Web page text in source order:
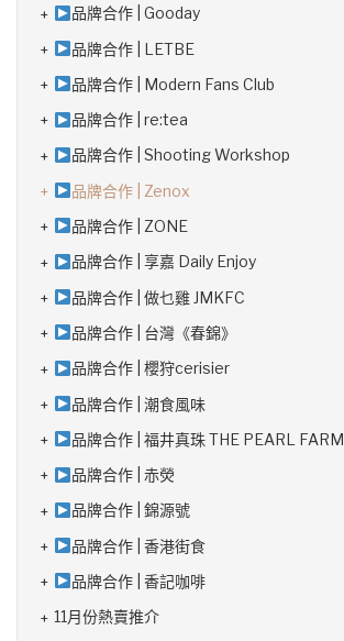
品牌合作 | Gooday
品牌合作 | LETBE
品牌合作 | Modern Fans Club
品牌合作 | re:tea
品牌合作 | Shooting Workshop
品牌合作 | Zenox
品牌合作 | ZONE
品牌合作 | 享嘉 Daily Enjoy
品牌合作 | 做乜雞 JMKFC
品牌合作 | 台灣《春錦》
品牌合作 | 櫻狩cerisier
品牌合作 | 潮食風味
品牌合作 | 福井真珠 THE PEARL FARM
品牌合作 | 赤熒
品牌合作 | 錦源號
品牌合作 | 香港街食
品牌合作 | 香記咖啡
11月份熱賣推介